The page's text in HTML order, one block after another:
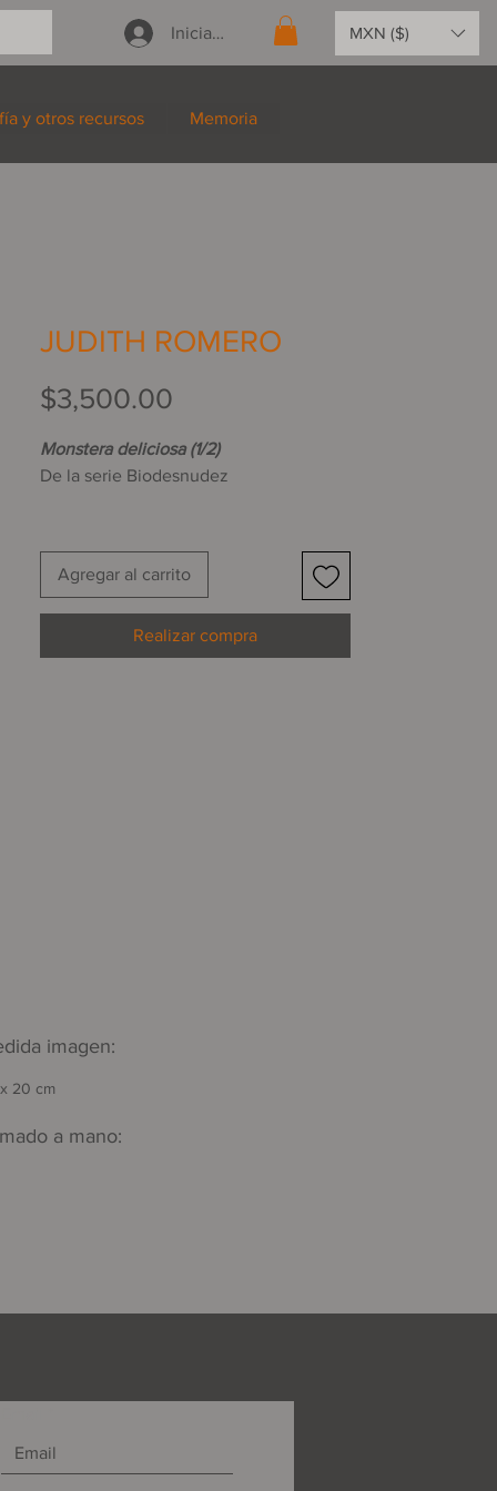
Iniciar sesión MXN ($)
y otros recursos Memoria
JUDITH ROMERO
$3,500.00
Monstera deliciosa (1/2)
De la serie Biodesnudez
fotógrafa, explora las posibilidades de
sus fotografías de estudio con técnicas
contemporáneas de grabado para
ahondar en su reflexión acerca del
binomio naturaleza-mujer: una extensa
Agregar al carrito
Realizar compra
imagen:
20 cm
a mano: